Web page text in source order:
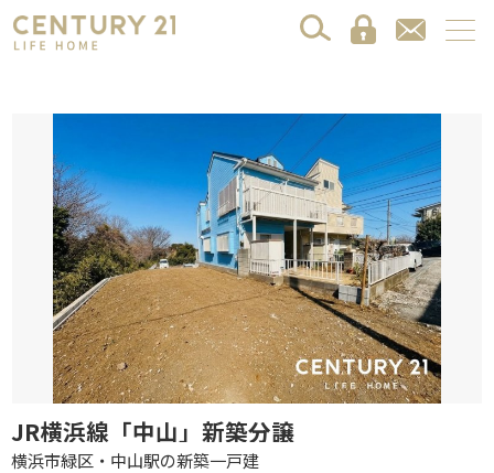
JR横浜線「中山」新築分譲
横浜市緑区・中山駅の新築一戸建